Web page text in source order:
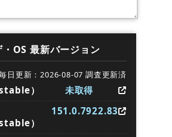
・OS 最新バージョン
日更新：2026-08-07 調査更新済
）
未取得
）
151.0.7922.83